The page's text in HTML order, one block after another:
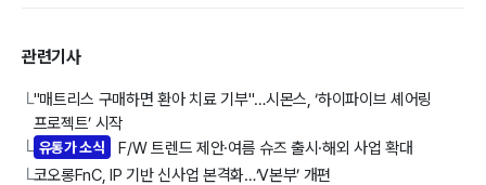
관련기사
└"매트리스 구매하면 환아 치료 기부"…시몬스, ‘하이파이브 셰어링
프로젝트’ 시작
└ 유통가 소식 F/W 트렌드 제안·여름 슈즈 출시·해외 사업 확대
└코오롱FnC, IP 기반 신사업 본격화…‘V본부’ 개편